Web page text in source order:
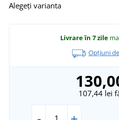
Alegeți varianta
Livrare în 7 zile
Opțiuni
107,44 lei